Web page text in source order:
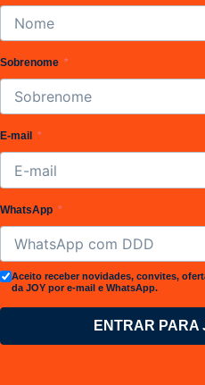
Sobrenome
E-mail
WhatsApp
Aceito receber novidades, convites,
da JOY por e-mail e WhatsApp.
ENTRAR PARA